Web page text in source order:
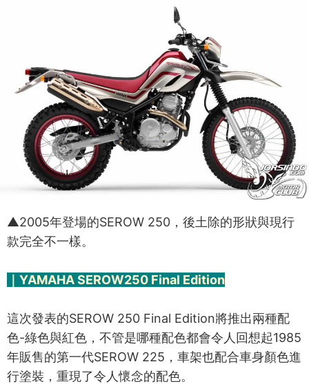
▲2005年登場的SEROW 250，後土除的形狀與現行
款完全不一樣。
｜YAMAHA SEROW250 Final Edition
這次發表的SEROW 250 Final Edition將推出兩種配
色-綠色與紅色，不管是哪種配色都會令人回想起1985
年販售的第一代SEROW 225，車架也配合車身顏色進
行塗裝，重現了令人懷念的配色。